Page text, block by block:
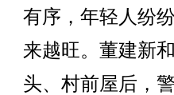
有序，年轻人纷
来越旺。董建新
头、村前屋后，